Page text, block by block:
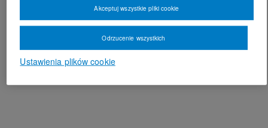
Ustawienia plików cookie
Odrzucenie wszystkich
Akceptuj wszystkie pliki cookie